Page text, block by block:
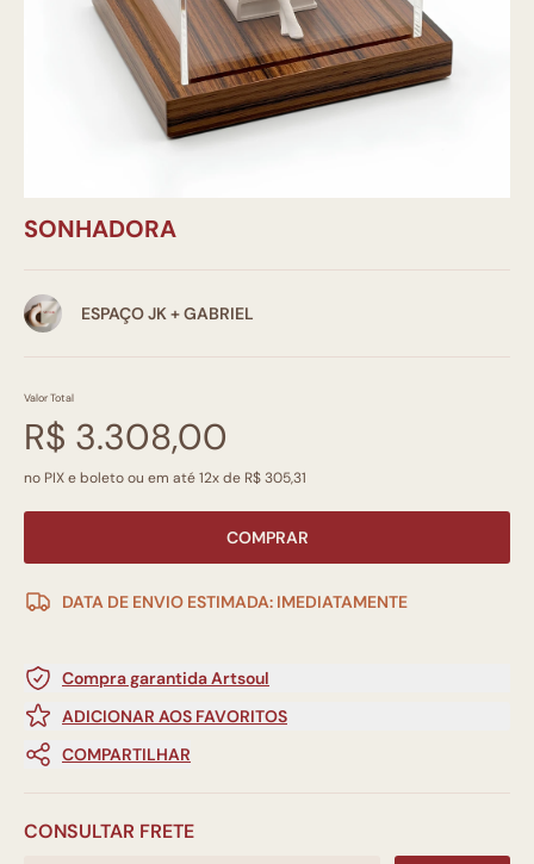
SONHADORA
ESPAÇO JK + GABRIEL
Valor Total
R$ 3.308,00
no PIX e boleto ou em até 12x de R$ 305,31
COMPRAR
DATA DE ENVIO ESTIMADA: IMEDIATAMENTE
Compra garantida Artsoul
ADICIONAR AOS FAVORITOS
COMPARTILHAR
CONSULTAR FRETE